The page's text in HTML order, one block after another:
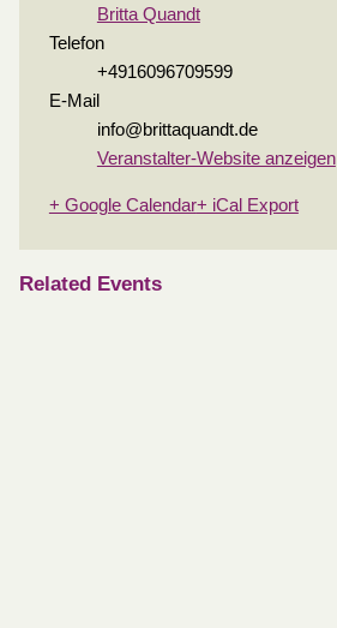
Britta Quandt
Telefon
+4916096709599
E-Mail
info@brittaquandt.de
Veranstalter-Website anzeigen
+ Google Calendar+ iCal Export
Related Events